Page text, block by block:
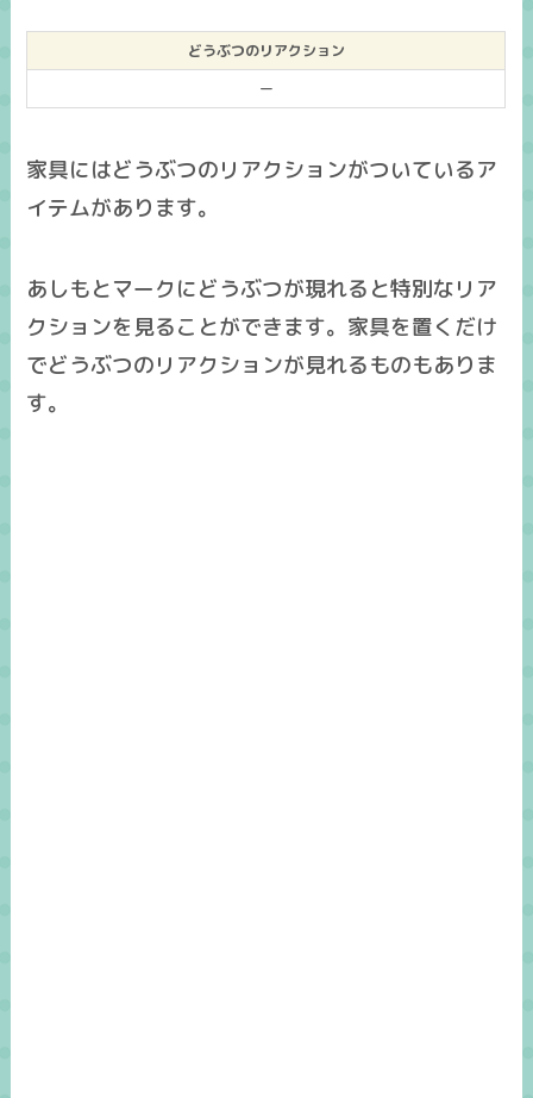
どうぶつのリアクション
ー
家具にはどうぶつのリアクションがついているア
イテムがあります。
あしもとマークにどうぶつが現れると特別なリア
クションを見ることができます。家具を置くだけ
でどうぶつのリアクションが見れるものもありま
す。